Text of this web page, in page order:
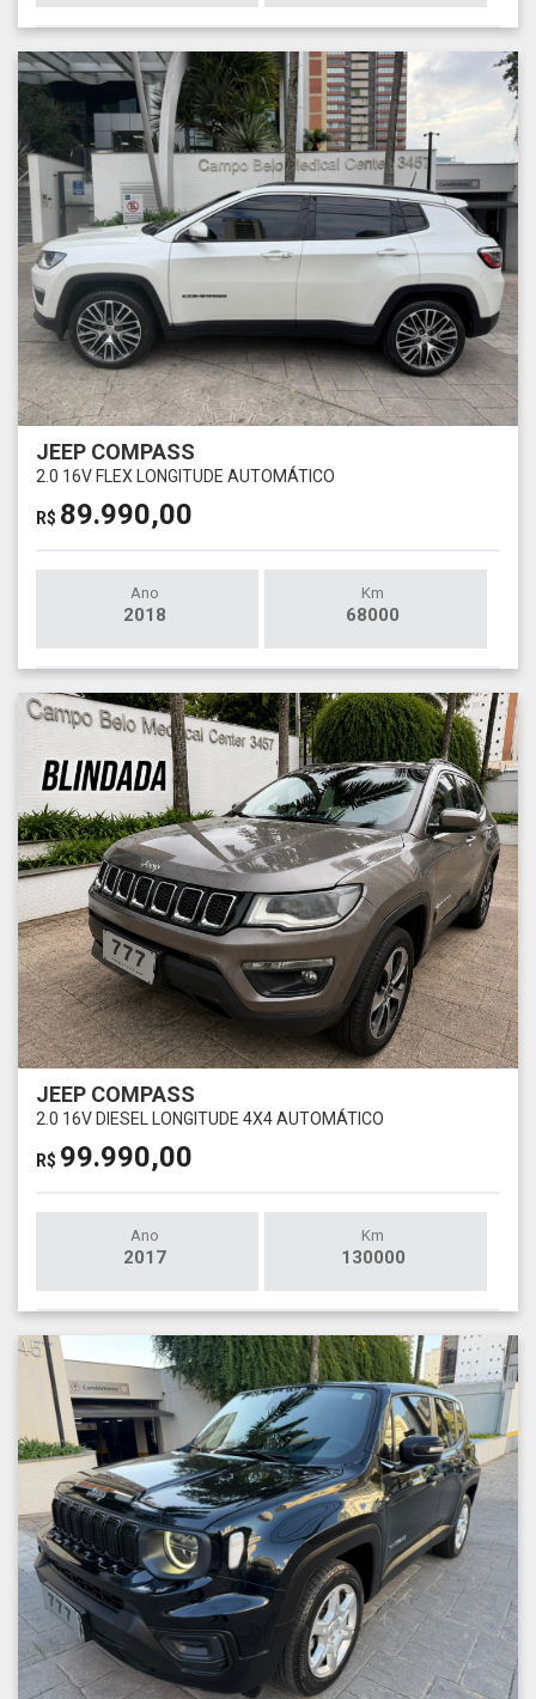
JEEP COMPASS
2.0 16V FLEX LONGITUDE AUTOMÁTICO
R$ 89.990,00
Ano
2018
Km
68000
JEEP COMPASS
2.0 16V DIESEL LONGITUDE 4X4 AUTOMÁTICO
R$ 99.990,00
Ano
2017
Km
130000